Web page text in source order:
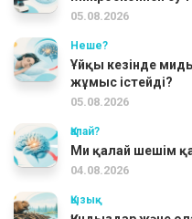
05.08.2026
Неше?
Ұйқы кезінде
жұмыс істейді?
05.08.2026
Қалай?
Ми қалай шешім
04.08.2026
Қызық